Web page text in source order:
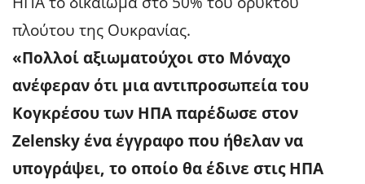
πλούτου της Ουκρανίας.
«Πολλοί αξιωματούχοι στο Μόναχο
ανέφεραν ότι μια αντιπροσωπεία του
Κογκρέσου των ΗΠΑ παρέδωσε στον
Zelensky ένα έγγραφο που ήθελαν να
υπογράψει, το οποίο θα έδινε στις ΗΠΑ